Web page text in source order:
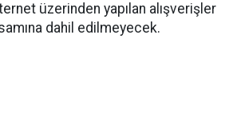
üzerinden yapılan alışverişler
dahil edilmeyecek.